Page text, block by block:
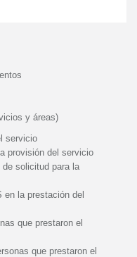
y áreas)
servicio
provisión del servicio
solicitud para la
la prestación del
que prestaron el
que prestaron el